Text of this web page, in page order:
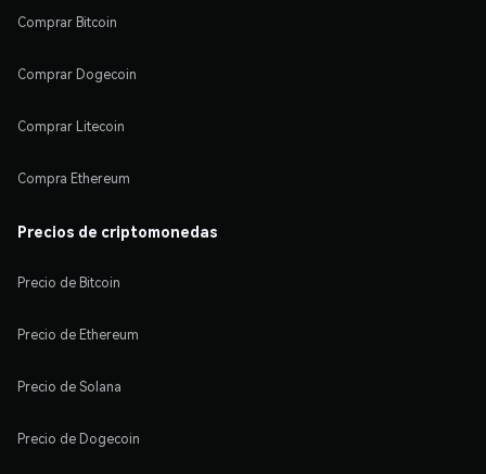
Comprar Bitcoin
Comprar Dogecoin
Comprar Litecoin
Compra Ethereum
Precios de criptomonedas
Precio de Bitcoin
Precio de Ethereum
Precio de Solana
Precio de Dogecoin